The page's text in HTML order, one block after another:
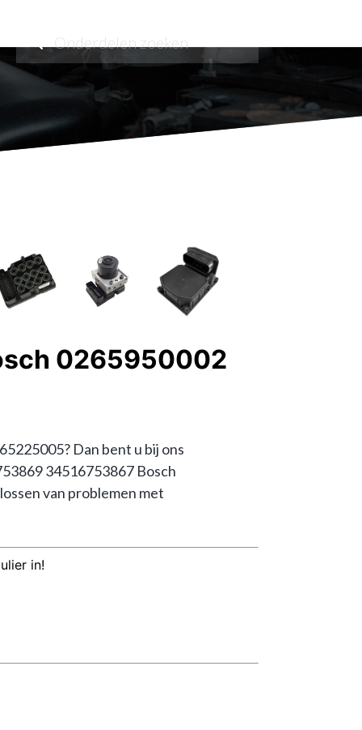
0265950002
Dan bent u bij ons
34516753867 Bosch
van problemen met
in!